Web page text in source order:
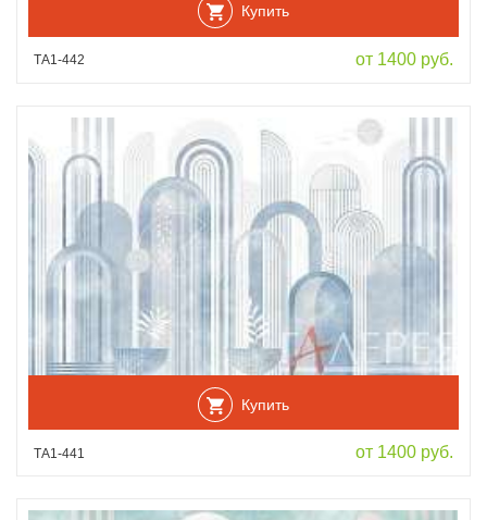
Купить
ТА1-442 от 1400 руб.
Купить
ТА1-441 от 1400 руб.